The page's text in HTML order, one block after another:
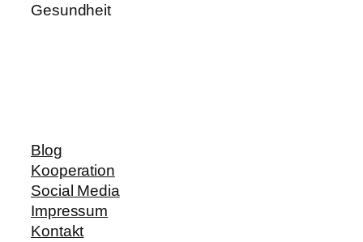
Gesundheit
Blog
Kooperation
Social Media
Impressum
Kontakt